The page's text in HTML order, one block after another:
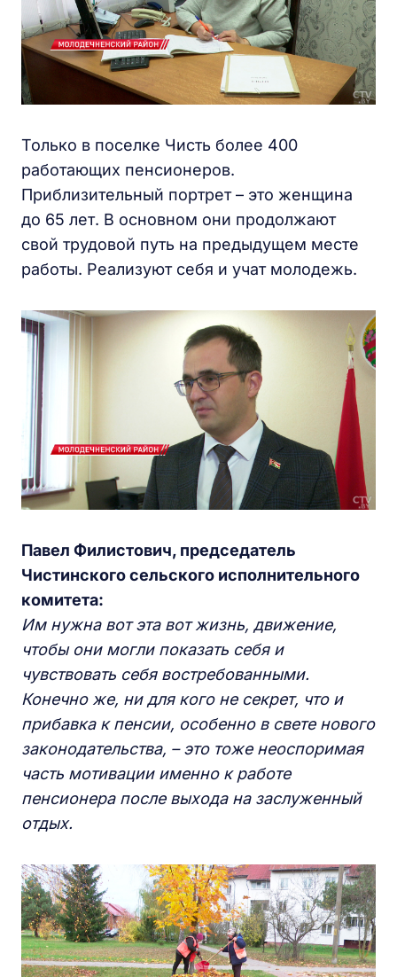
Только в поселке Чисть более 400
работающих пенсионеров.
Приблизительный портрет – это женщина
до 65 лет. В основном они продолжают
свой трудовой путь на предыдущем месте
работы. Реализуют себя и учат молодежь.
Павел Филистович, председатель
Чистинского сельского исполнительного
комитета:
Им нужна вот эта вот жизнь, движение,
чтобы они могли показать себя и
чувствовать себя востребованными.
Конечно же, ни для кого не секрет, что и
прибавка к пенсии, особенно в свете нового
законодательства, – это тоже неоспоримая
часть мотивации именно к работе
пенсионера после выхода на заслуженный
отдых.